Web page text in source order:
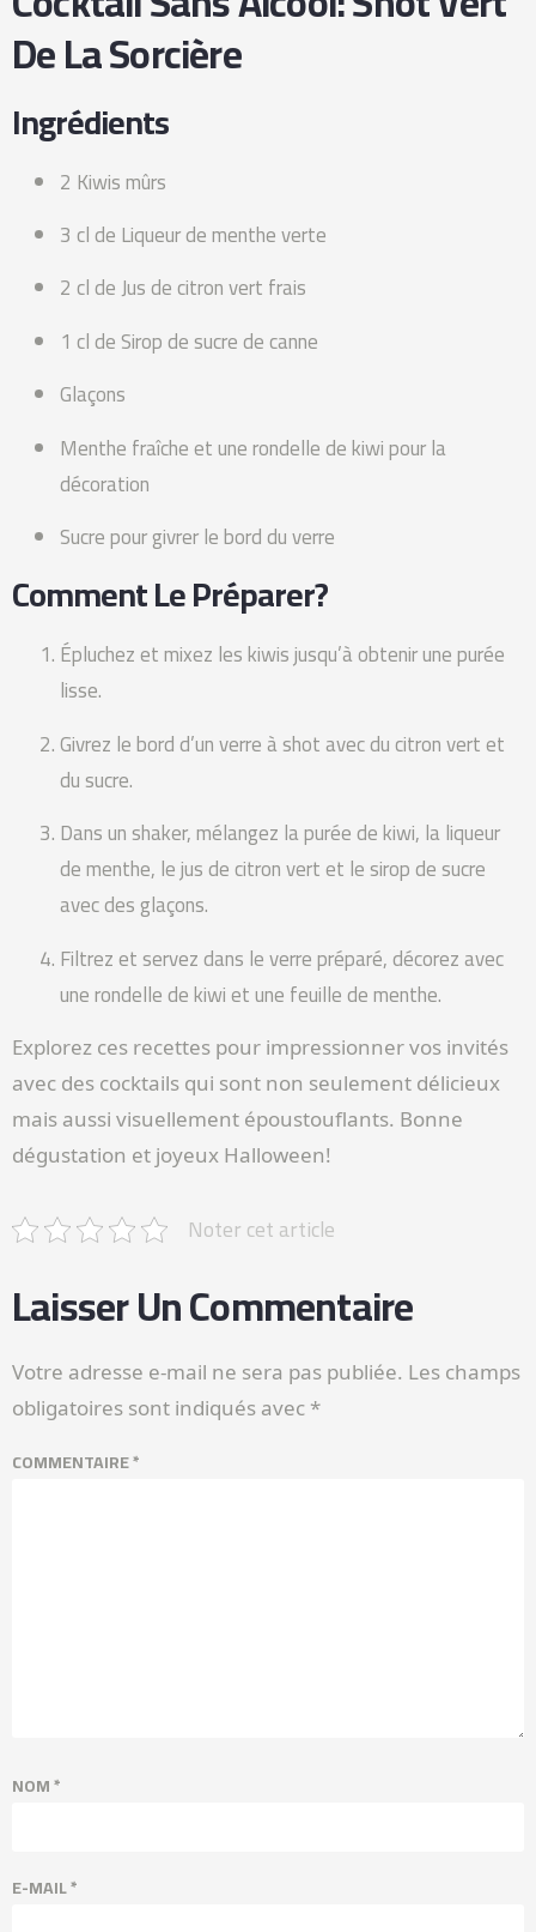
De La Sorcière
Ingrédients
2 Kiwis mûrs
3 cl de Liqueur de menthe verte
2 cl de Jus de citron vert frais
1 cl de Sirop de sucre de canne
Glaçons
Menthe fraîche et une rondelle de kiwi pour la
décoration
Sucre pour givrer le bord du verre
Comment Le Préparer?
Épluchez et mixez les kiwis jusqu’à obtenir une purée
lisse.
Givrez le bord d’un verre à shot avec du citron vert et
du sucre.
Dans un shaker, mélangez la purée de kiwi, la liqueur
de menthe, le jus de citron vert et le sirop de sucre
avec des glaçons.
Filtrez et servez dans le verre préparé, décorez avec
une rondelle de kiwi et une feuille de menthe.
Explorez ces recettes pour impressionner vos invités
avec des cocktails qui sont non seulement délicieux
mais aussi visuellement époustouflants. Bonne
dégustation et joyeux Halloween!
Noter cet article
Laisser Un Commentaire
Votre adresse e-mail ne sera pas publiée. Les champs
obligatoires sont indiqués avec *
COMMENTAIRE*
NOM*
E-MAIL*